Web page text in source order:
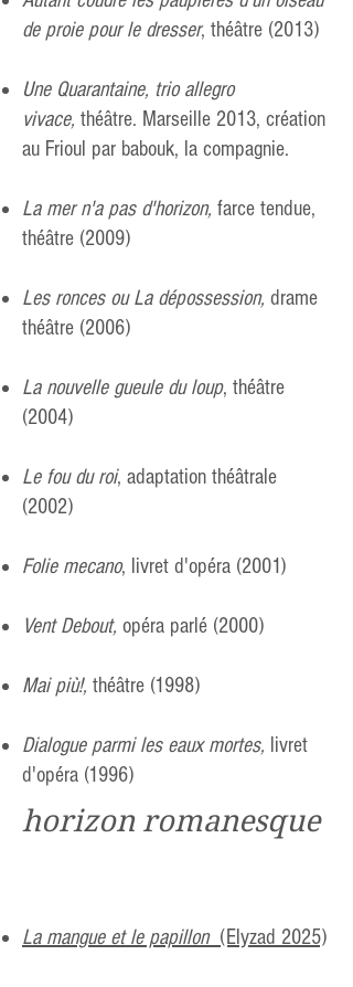
de proie pour le dresser, théâtre (2013)
Une Quarantaine, trio allegro
vivace, théâtre. Marseille 2013, création
au Frioul par babouk, la compagnie.
La mer n'a pas d'horizon, farce tendue,
théâtre (2009)
Les ronces ou La dépossession, drame
théâtre (2006)
La nouvelle gueule du loup, théâtre
(2004)
Le fou du roi, adaptation théâtrale
(2002)
Folie mecano, livret d'opéra (2001)
Vent Debout, opéra parlé (2000)
Mai più!, théâtre (1998)
Dialogue parmi les eaux mortes, livret
d'opéra (1996)
horizon romanesque
La mangue et le papillon (Elyzad 2025)